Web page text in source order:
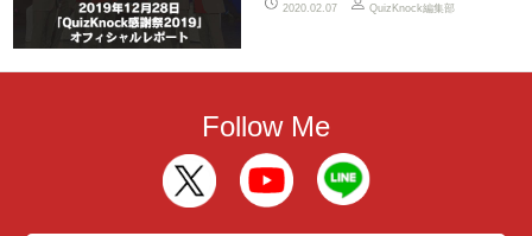
2020.02.07 QuizKnock編集部
Follow Me